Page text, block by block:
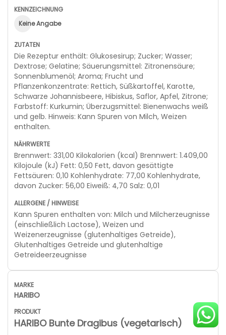
Keine Angabe
Die Rezeptur enthält: Glukosesirup; Zucker; Wasser;
Dextrose; Gelatine; Säuerungsmittel: Zitronensäure;
Sonnenblumenöl; Aroma; Frucht und
Pflanzenkonzentrate: Rettich, Süßkartoffel, Karotte,
Schwarze Johannisbeere, Hibiskus, Saflor, Apfel, Zitrone;
Farbstoff: Kurkumin; Überzugsmittel: Bienenwachs weiß
und gelb. Hinweis: Kann Spuren von Milch, Weizen
enthalten.
Brennwert: 331,00 Kilokalorien (kcal) Brennwert: 1.409,00
Kilojoule (kJ) Fett: 0,50 Fett, davon gesättigte
Fettsäuren: 0,10 Kohlenhydrate: 77,00 Kohlenhydrate,
davon Zucker: 56,00 Eiweiß: 4,70 Salz: 0,01
Kann Spuren enthalten von: Milch und Milcherzeugnisse
(einschließlich Lactose), Weizen und
Weizenerzeugnisse (glutenhaltiges Getreide),
Glutenhaltiges Getreide und glutenhaltige
Getreideerzeugnisse
HARIBO
HARIBO Bunte Dragibus (vegetarisch)